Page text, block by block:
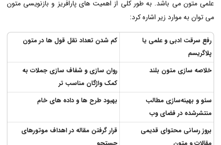
علمی متون می باشد. به طور کلی از اهمیت های پارافریز و بازنویسی متون
می توان به موارد زیر اشاره کرد:
رفع سرقت ادبی و علمی یا
پلاگریسم
کم شدن تعداد نقل قول ها در متون
خلاصه سازی متون بلند
روان سازی و شفاف سازی جملات به
کمک واژگان مناسب تر
سئو و بهینه‌سازی مطالب
منتشرشده در فضای وب
بهبود طرح ها و داده های خام
بروز رسانی محتوای قدیمی
قرار گرفتن مقاله در اهداف موتورهای